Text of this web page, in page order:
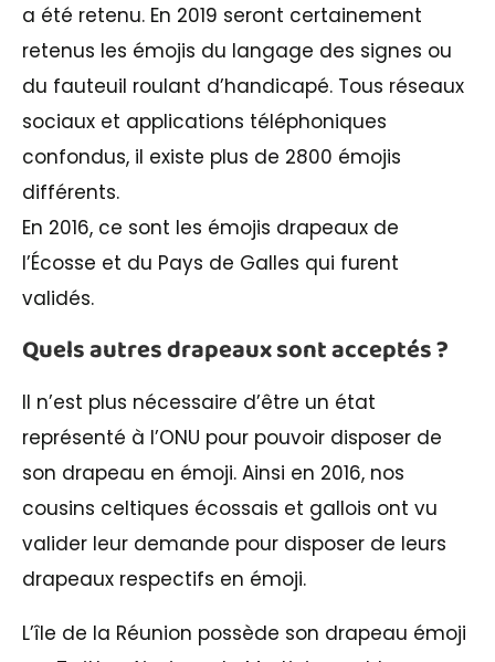
a été retenu. En 2019 seront certainement
retenus les émojis du langage des signes ou
du fauteuil roulant d’handicapé. Tous réseaux
sociaux et applications téléphoniques
confondus, il existe plus de 2800 émojis
différents.
En 2016, ce sont les émojis drapeaux de
l’Écosse et du Pays de Galles qui furent
validés.
Quels autres drapeaux sont acceptés ?
Il n’est plus nécessaire d’être un état
représenté à l’ONU pour pouvoir disposer de
son drapeau en émoji. Ainsi en 2016, nos
cousins celtiques écossais et gallois ont vu
valider leur demande pour disposer de leurs
drapeaux respectifs en émoji.
L’île de la Réunion possède son drapeau émoji